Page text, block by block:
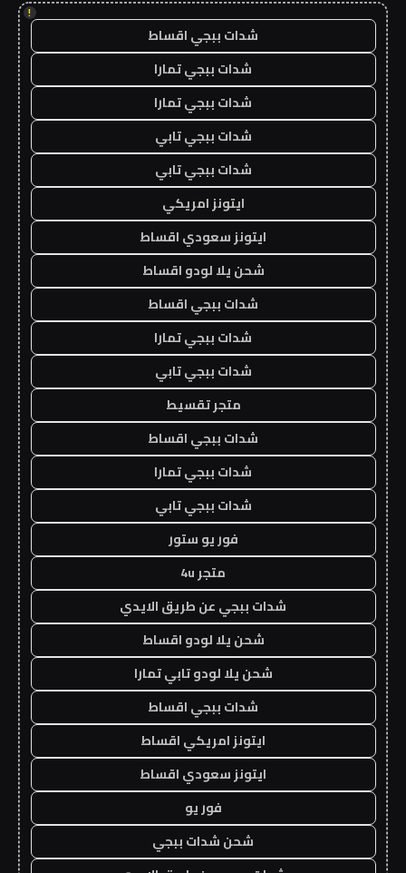
!
شدات ببجي اقساط
شدات ببجي تمارا
شدات ببجي تمارا
شدات ببجي تابي
شدات ببجي تابي
ايتونز امريكي
ايتونز سعودي اقساط
شحن يلا لودو اقساط
شدات ببجي اقساط
شدات ببجي تمارا
شدات ببجي تابي
متجر تقسيط
شدات ببجي اقساط
شدات ببجي تمارا
شدات ببجي تابي
فور يو ستور
متجر 4u
شدات ببجي عن طريق الايدي
شحن يلا لودو اقساط
شحن يلا لودو تابي تمارا
شدات ببجي اقساط
ايتونز امريكي اقساط
ايتونز سعودي اقساط
فور يو
شحن شدات ببجي